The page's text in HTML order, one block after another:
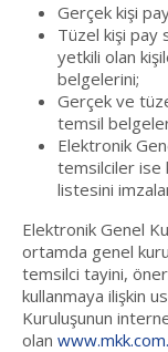
Gerçek kişi
Tüzel kişi pay
yetkili olan
belgelerini;
Gerçek ve
temsil
Elektronik
temsilciler ise
listesini
Elektronik Genel
ortamda genel
temsilci tayini,
kullanmaya ilişkin
Kuruluşunun
olan